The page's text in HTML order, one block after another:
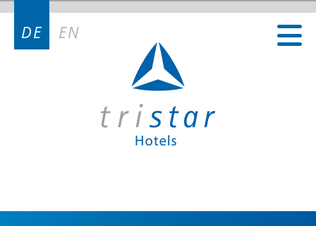
DE EN
Kontakt
Kontakt Deutschland